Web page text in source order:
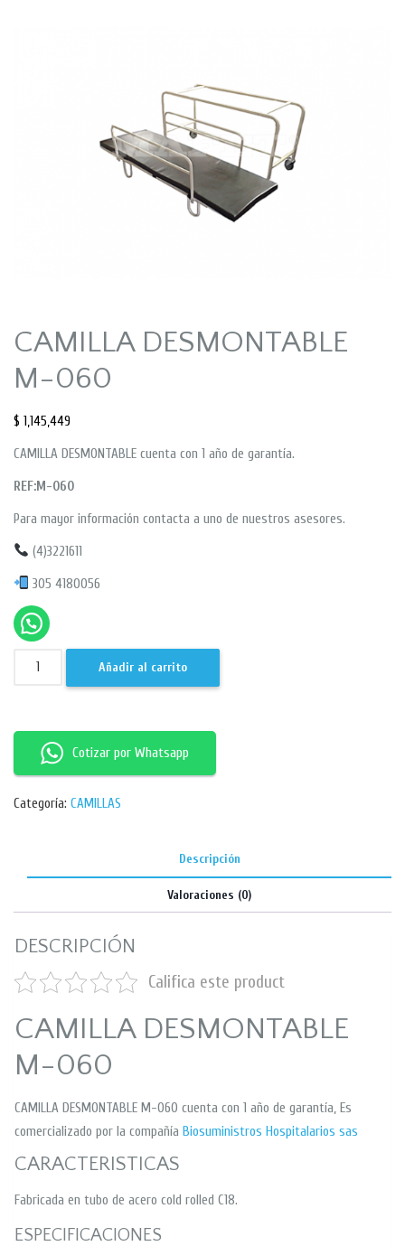
CAMILLA DESMONTABLE
M-060
$ 1,145,449
CAMILLA DESMONTABLE cuenta con 1 año de garantía.
REF:M-060
Para mayor información contacta a uno de nuestros asesores.
(4)3221611
305 4180056
Añadir al carrito
Cotizar por Whatsapp
Categoría: CAMILLAS
Descripción
Valoraciones (0)
DESCRIPCIÓN
Califica este product
CAMILLA DESMONTABLE
M-060
CAMILLA DESMONTABLE M-060 cuenta con 1 año de garantía, Es
comercializado por la compañía Biosuministros Hospitalarios sas
CARACTERISTICAS
Fabricada en tubo de acero cold rolled C18.
ESPECIFICACIONES